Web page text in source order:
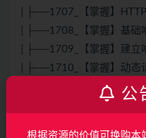
| ├──1707_【掌握】
| ├──1708_【掌握】基础
| ├──1709_【掌握】建立
| ├──1710_【掌握】动态
| ├──1711_【理解】 公
根据资源的价值可换购本